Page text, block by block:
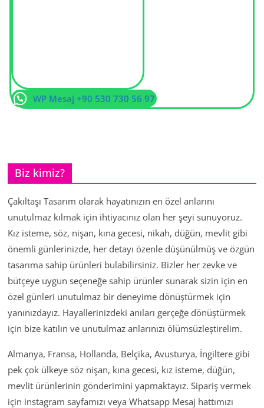
WP Mesaj +90 530 730 56 97
Biz kimiz?
Çakıltaşı Tasarım olarak hayatınızın en özel anlarını
unutulmaz kılmak için ihtiyacınız olan her şeyi sunuyoruz.
Kız isteme, söz, nişan, kına gecesi, nikah, düğün, mevlit gibi
önemli günlerinizde, her detayı özenle düşünülmüş ve özgün
tasarıma sahip ürünleri bulabilirsiniz. Bizler her zevke ve
bütçeye uygun seçeneğe sahip ürünler sunarak sizin için en
özel günleri unutulmaz bir deneyime dönüştürmek için
yanınızdayız. Hayallerinizdeki anıları gerçeğe dönüştürmek
için bize katılın ve unutulmaz anlarınızı ölümsüzleştirelim.
Almanya, Fransa, Hollanda, Belçika, Avusturya, İngiltere gibi
pek çok ülkeye söz nişan, kına gecesi, kız isteme, düğün,
mevlit ürünlerinin gönderimini yapmaktayız. Sipariş vermek
için instagram sayfamızı veya Whatsapp Mesaj hattımızı